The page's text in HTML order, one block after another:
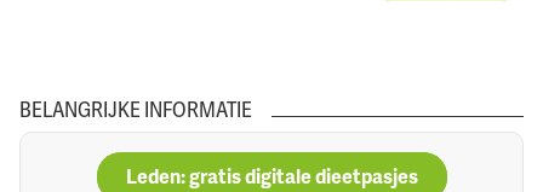
BELANGRIJKE INFORMATIE
Leden: gratis digitale dieetpasjes